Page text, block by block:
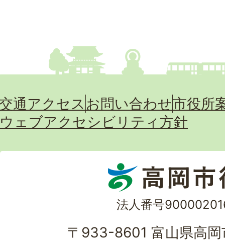
通アクセス お問い合わせ市役所
ウェブアクセシビリティ方針
法人番号
〒933-8601 富山県高